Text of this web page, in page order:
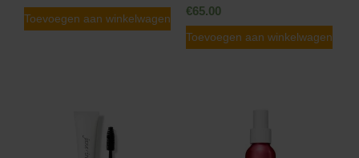
Toevoegen aan winkelwagen
€65.00
Toevoegen aan winkelwagen